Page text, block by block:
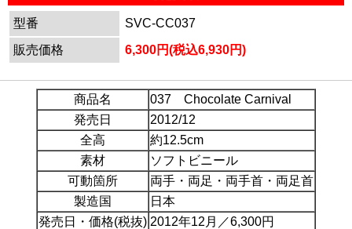
型番
SVC-CC037
販売価格
6,300円(税込6,930円)
商品名
037 Chocolate Carnival
発売日
2012/12
全高
約12.5cm
素材
ソフトビニール
可動箇所
両手・両足・両手首・両足首
製造国
日本
発売日・価格(税抜) 2012年12月／6,300円